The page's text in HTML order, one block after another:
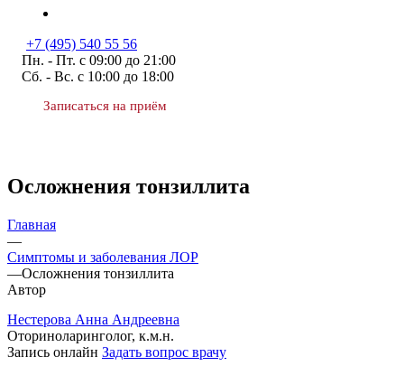
+7 (495) 540 55 56
Пн. - Пт. с 09:00 до 21:00
Сб. - Вс. с 10:00 до 18:00
Записаться на приём
Осложнения тонзиллита
Главная
—
Симптомы и заболевания ЛОР
—Осложнения тонзиллита
Автор
Нестерова Анна Андреевна
Оториноларинголог, к.м.н.
Запись онлайн Задать вопрос врачу